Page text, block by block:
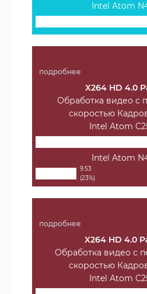
Intel Atom
подробнее
X264 HD 4.0
Обработка видео с
скоростью
Intel Atom
Intel Atom
9.53
(23%)
подробнее
X264 HD 4.0
Обработка видео с
скоростью
Intel Atom